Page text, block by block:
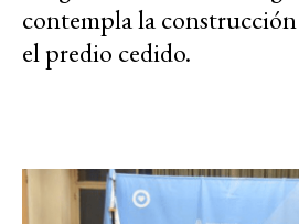
contempla la construcción
el predio cedido.